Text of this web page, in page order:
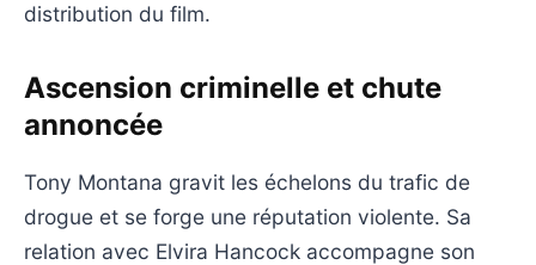
distribution du film.
Ascension criminelle et chute
annoncée
Tony Montana gravit les échelons du trafic de
drogue et se forge une réputation violente. Sa
relation avec Elvira Hancock accompagne son